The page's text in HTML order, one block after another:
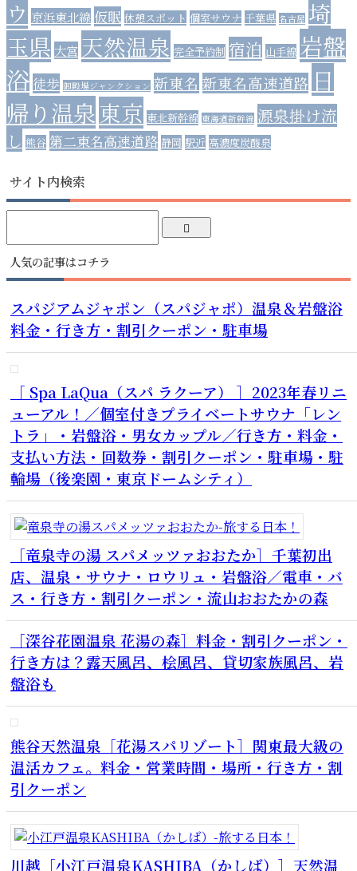
ウ 京浜東北線 仮眠 休憩スポット 個室サウナ 千葉県 名古屋 埼
玉県 大宮 天然温泉 完全予約制 宿泊 山手線 岩盤
浴 徒歩 御殿場ジャンクション 新東名 新東名高速道路 日
帰り温泉東京 東北新幹線 東海道新幹線 源泉掛け流
し 熊谷 第二東名高速道路 静岡 駅近 高濃度炭酸泉
サイト内検索
人気の記事はコチラ
スパジアムジャポン（スパジャポ）温泉＆岩盤浴
料金・行き方・割引クーポン・駐車場
［ Spa LaQua（スパ ラクーア） ］2023年春リニ
ューアル！／個室付きプライベートサウナ「レン
トラ」・岩盤浴・男女カップル／行き方・料金・
支払い方法・回数券・割引クーポン・駐車場・駐
輪場（後楽園・東京ドームシティ）
［竜泉寺の湯 スパメッツァおおたか］千葉初出
店、温泉・サウナ・ロウリュ・岩盤浴／電車・バ
ス・行き方・割引クーポン・流山おおたかの森
［深谷花園温泉 花湯の森］料金・割引クーポン・
行き方は？露天風呂、桧風呂、貸切家族風呂、岩
盤浴も
熊谷天然温泉［花湯スパリゾート］関東最大級の
温活カフェ。料金・営業時間・場所・行き方・割
引クーポン
川越［小江戸温泉KASHIBA（かしば）］天然温